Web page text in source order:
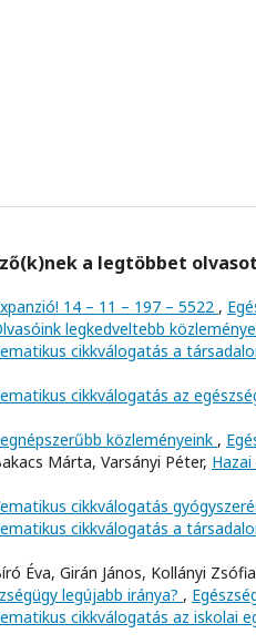
a legtöbbet
14 – 11 – 197 – 5522 ,
legkedveltebb
cikkválogatás a
cikkválogatás az
közleményeink ,
Márta, Varsányi Péter,
cikkválogatás
cikkválogatás a
Éva, Girán János, Kollányi
legújabb iránya? ,
cikkválogatás az iskolai